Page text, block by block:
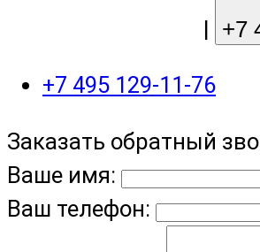
| +7
+7 495 129-11-76
Заказать обратный
Ваше имя:
Ваш телефон: